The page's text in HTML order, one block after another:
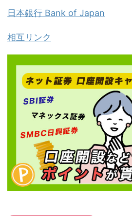
日本銀行 Bank of Japan
相互リンク